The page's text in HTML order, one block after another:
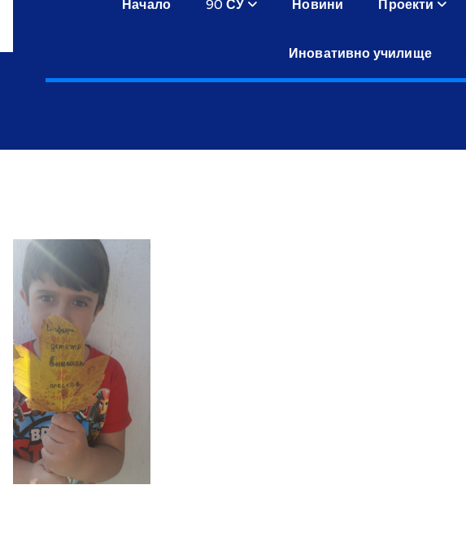
Начало 90 СУ Новини Проекти
Иновативно училище